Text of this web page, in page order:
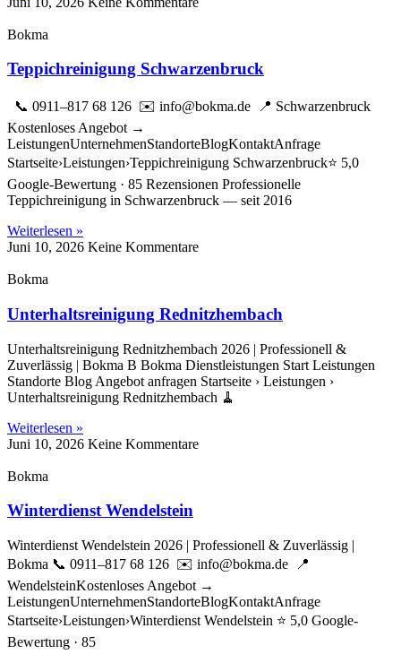
Bokma
Teppichreinigung Schwarzenbruck
📞 0911–817 68 126 ✉️ info@bokma.de 📍 Schwarzenbruck
Kostenloses Angebot →
LeistungenUnternehmenStandorteBlogKontaktAnfrage
Startseite›Leistungen›Teppichreinigung Schwarzenbruck⭐ 5,0
Google-Bewertung · 85 Rezensionen Professionelle
Teppichreinigung in Schwarzenbruck — seit 2016
Weiterlesen »
Juni 10, 2026 Keine Kommentare
Bokma
Unterhaltsreinigung Rednitzhembach
Unterhaltsreinigung Rednitzhembach 2026 | Professionell &
Zuverlässig | Bokma B Bokma Dienstleistungen Start Leistungen
Standorte Blog Angebot anfragen Startseite › Leistungen ›
Unterhaltsreinigung Rednitzhembach 🧹
Weiterlesen »
Juni 10, 2026 Keine Kommentare
Bokma
Winterdienst Wendelstein
Winterdienst Wendelstein 2026 | Professionell & Zuverlässig |
Bokma 📞 0911–817 68 126 ✉️ info@bokma.de 📍
WendelsteinKostenloses Angebot →
LeistungenUnternehmenStandorteBlogKontaktAnfrage
Startseite›Leistungen›Winterdienst Wendelstein ⭐ 5,0 Google-
Bewertung · 85